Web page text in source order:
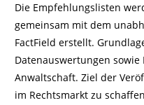
Die Empfehlungslisten
gemeinsam mit dem
FactField erstellt.
Datenauswertungen
Anwaltschaft. Ziel der
im Rechtsmarkt zu